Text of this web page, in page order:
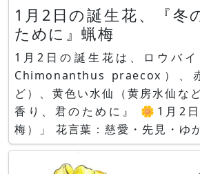
1月2日の誕生花、『冬
ために』蝋梅
1月2日の誕生花は、ロウバイ
Chimonanthus praecox）、
ど）、黄色い水仙（黄房水仙など）で
香り、君のために』 🌼1月2
梅）」 花言葉：慈愛・先見・ゆ
by Aquaさん 、イラスト by Copilot
バイ」、ストーリー＆イラスト